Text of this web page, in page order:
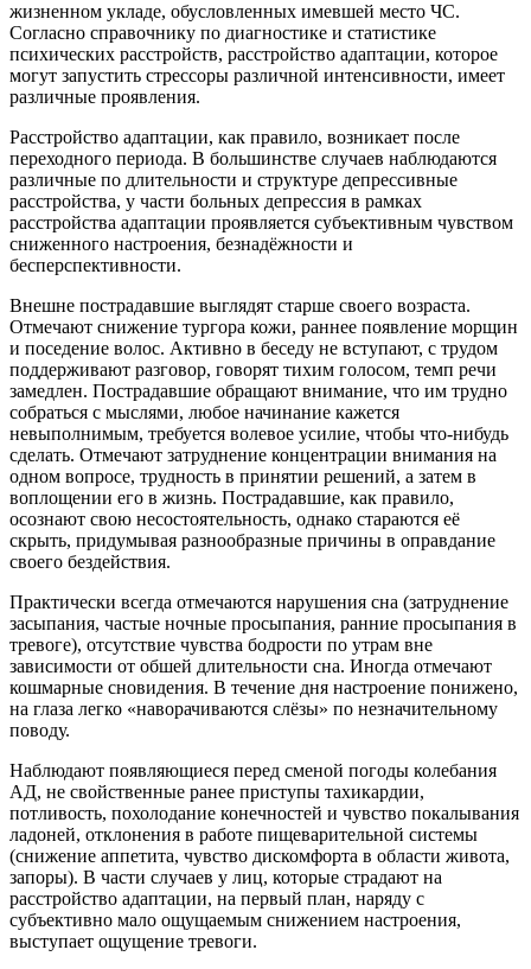
жизненном укладе, обусловленных имевшей место ЧС.
Согласно справочнику по диагностике и статистике
психических расстройств, расстройство адаптации, которое
могут запустить стрессоры различной интенсивности, имеет
различные проявления.
Расстройство адаптации, как правило, возникает после
переходного периода. В большинстве случаев наблюдаются
различные по длительности и структуре депрессивные
расстройства, у части больных депрессия в рамках
расстройства адаптации проявляется субъективным чувством
сниженного настроения, безнадёжности и
бесперспективности.
Внешне пострадавшие выглядят старше своего возраста.
Отмечают снижение тургора кожи, раннее появление морщин
и поседение волос. Активно в беседу не вступают, с трудом
поддерживают разговор, говорят тихим голосом, темп речи
замедлен. Пострадавшие обращают внимание, что им трудно
собраться с мыслями, любое начинание кажется
невыполнимым, требуется волевое усилие, чтобы что-нибудь
сделать. Отмечают затруднение концентрации внимания на
одном вопросе, трудность в принятии решений, а затем в
воплощении его в жизнь. Пострадавшие, как правило,
осознают свою несостоятельность, однако стараются её
скрыть, придумывая разнообразные причины в оправдание
своего бездействия.
Практически всегда отмечаются нарушения сна (затруднение
засыпания, частые ночные просыпания, ранние просыпания в
тревоге), отсутствие чувства бодрости по утрам вне
зависимости от обшей длительности сна. Иногда отмечают
кошмарные сновидения. В течение дня настроение понижено,
на глаза легко «наворачиваются слёзы» по незначительному
поводу.
Наблюдают появляющиеся перед сменой погоды колебания
АД, не свойственные ранее приступы тахикардии,
потливость, похолодание конечностей и чувство покалывания
ладоней, отклонения в работе пищеварительной системы
(снижение аппетита, чувство дискомфорта в области живота,
запоры). В части случаев у лиц, которые страдают на
расстройство адаптации, на первый план, наряду с
субъективно мало ощущаемым снижением настроения,
выступает ощущение тревоги.